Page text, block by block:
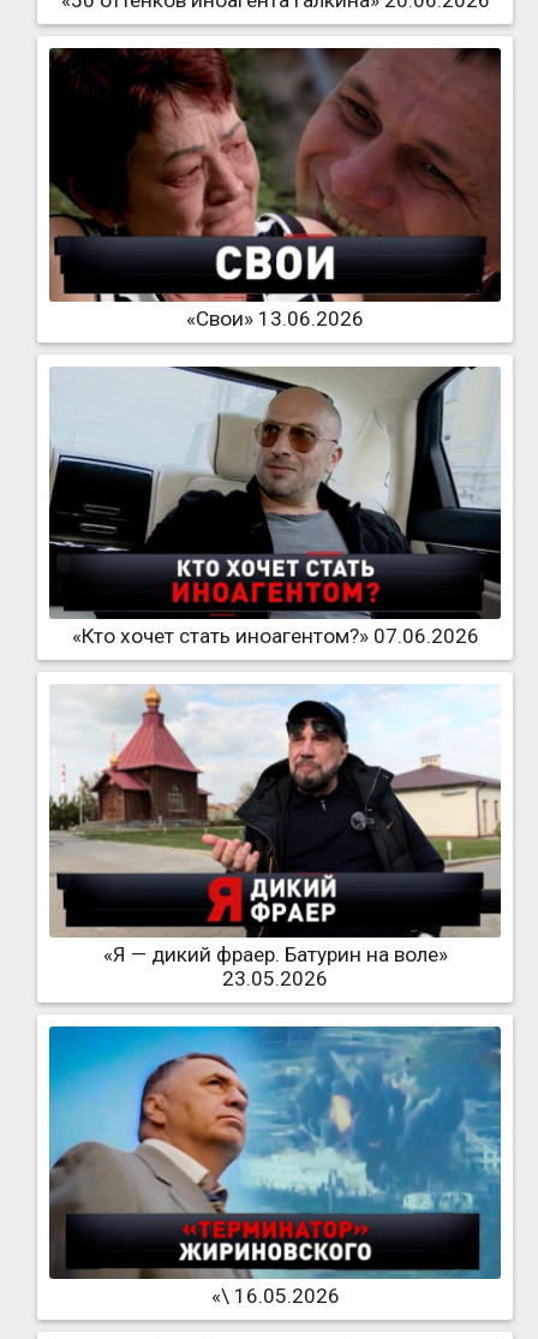
«Свои» 13.06.2026
«Кто хочет стать иноагентом?» 07.06.2026
«Я — дикий фраер. Батурин на воле»
23.05.2026
«\ 16.05.2026